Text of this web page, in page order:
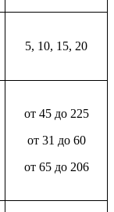
5, 10, 15, 20
от 45 до 225
от 31 до 60
от 65 до 206